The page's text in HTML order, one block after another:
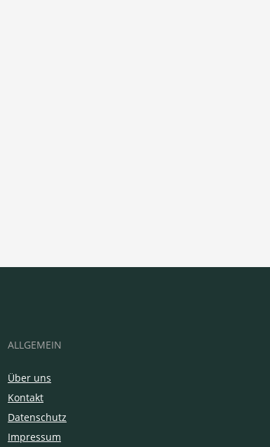
ALLGEMEIN
Über uns
Kontakt
Datenschutz
Impressum